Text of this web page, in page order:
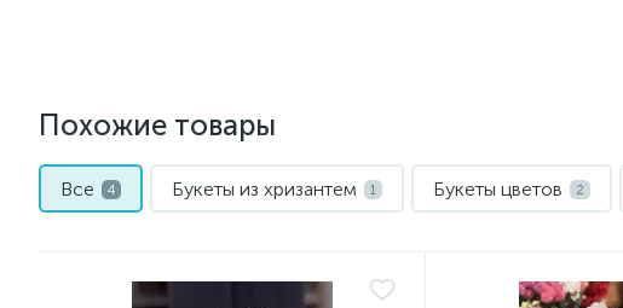
Похожие товары
Все 4 Букеты из хризантем 1 Букеты цветов 2